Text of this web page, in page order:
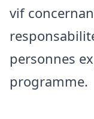
vif
personnes
programme.